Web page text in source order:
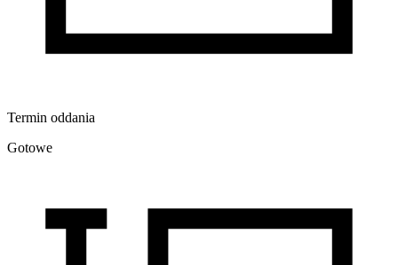
Termin oddania
Gotowe